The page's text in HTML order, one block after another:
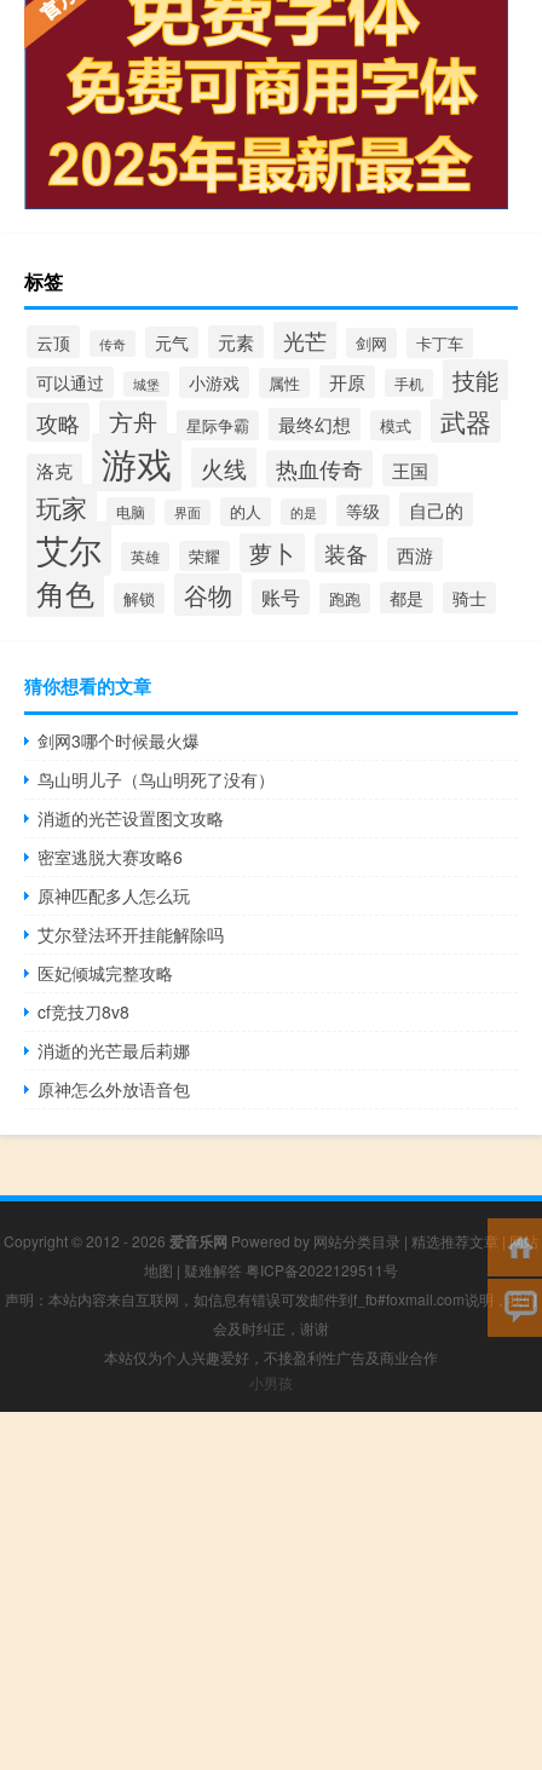
标签
云顶 传奇 元气 元素 光芒 剑网 卡丁车
可以通过 城堡 小游戏 属性 开原 手机 技能
攻略 方舟 星际争霸 最终幻想 模式 武器
洛克 游戏 火线 热血传奇 王国
玩家 电脑 界面 的人 的是 等级 自己的
艾尔 英雄 荣耀 萝卜 装备 西游
角色 解锁 谷物 账号 跑跑 都是 骑士
猜你想看的文章
剑网3哪个时候最火爆
鸟山明儿子（鸟山明死了没有）
消逝的光芒设置图文攻略
密室逃脱大赛攻略6
原神匹配多人怎么玩
艾尔登法环开挂能解除吗
医妃倾城完整攻略
cf竞技刀8v8
消逝的光芒最后莉娜
原神怎么外放语音包
Copyright © 2012 - 2026 爱音乐网 Powered by 网站分类目录 | 精选推荐文章 | 网站
地图 | 疑难解答 粤ICP备2022129511号
声明：本站内容来自互联网，如信息有错误可发邮件到f_fb#foxmail.com说明，我们
会及时纠正，谢谢
本站仅为个人兴趣爱好，不接盈利性广告及商业合作
小男孩